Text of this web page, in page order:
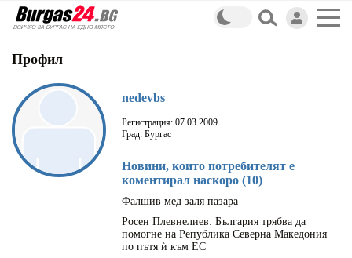
Профил
nedevbs
Регистрация: 07.03.2009
Град: Бургас
Новини, които потребителят е
коментирал наскоро (10)
Фалшив мед заля пазара
Росен Плевнелиев: България трябва да
помогне на Република Северна Македония
по пътя ѝ към ЕС